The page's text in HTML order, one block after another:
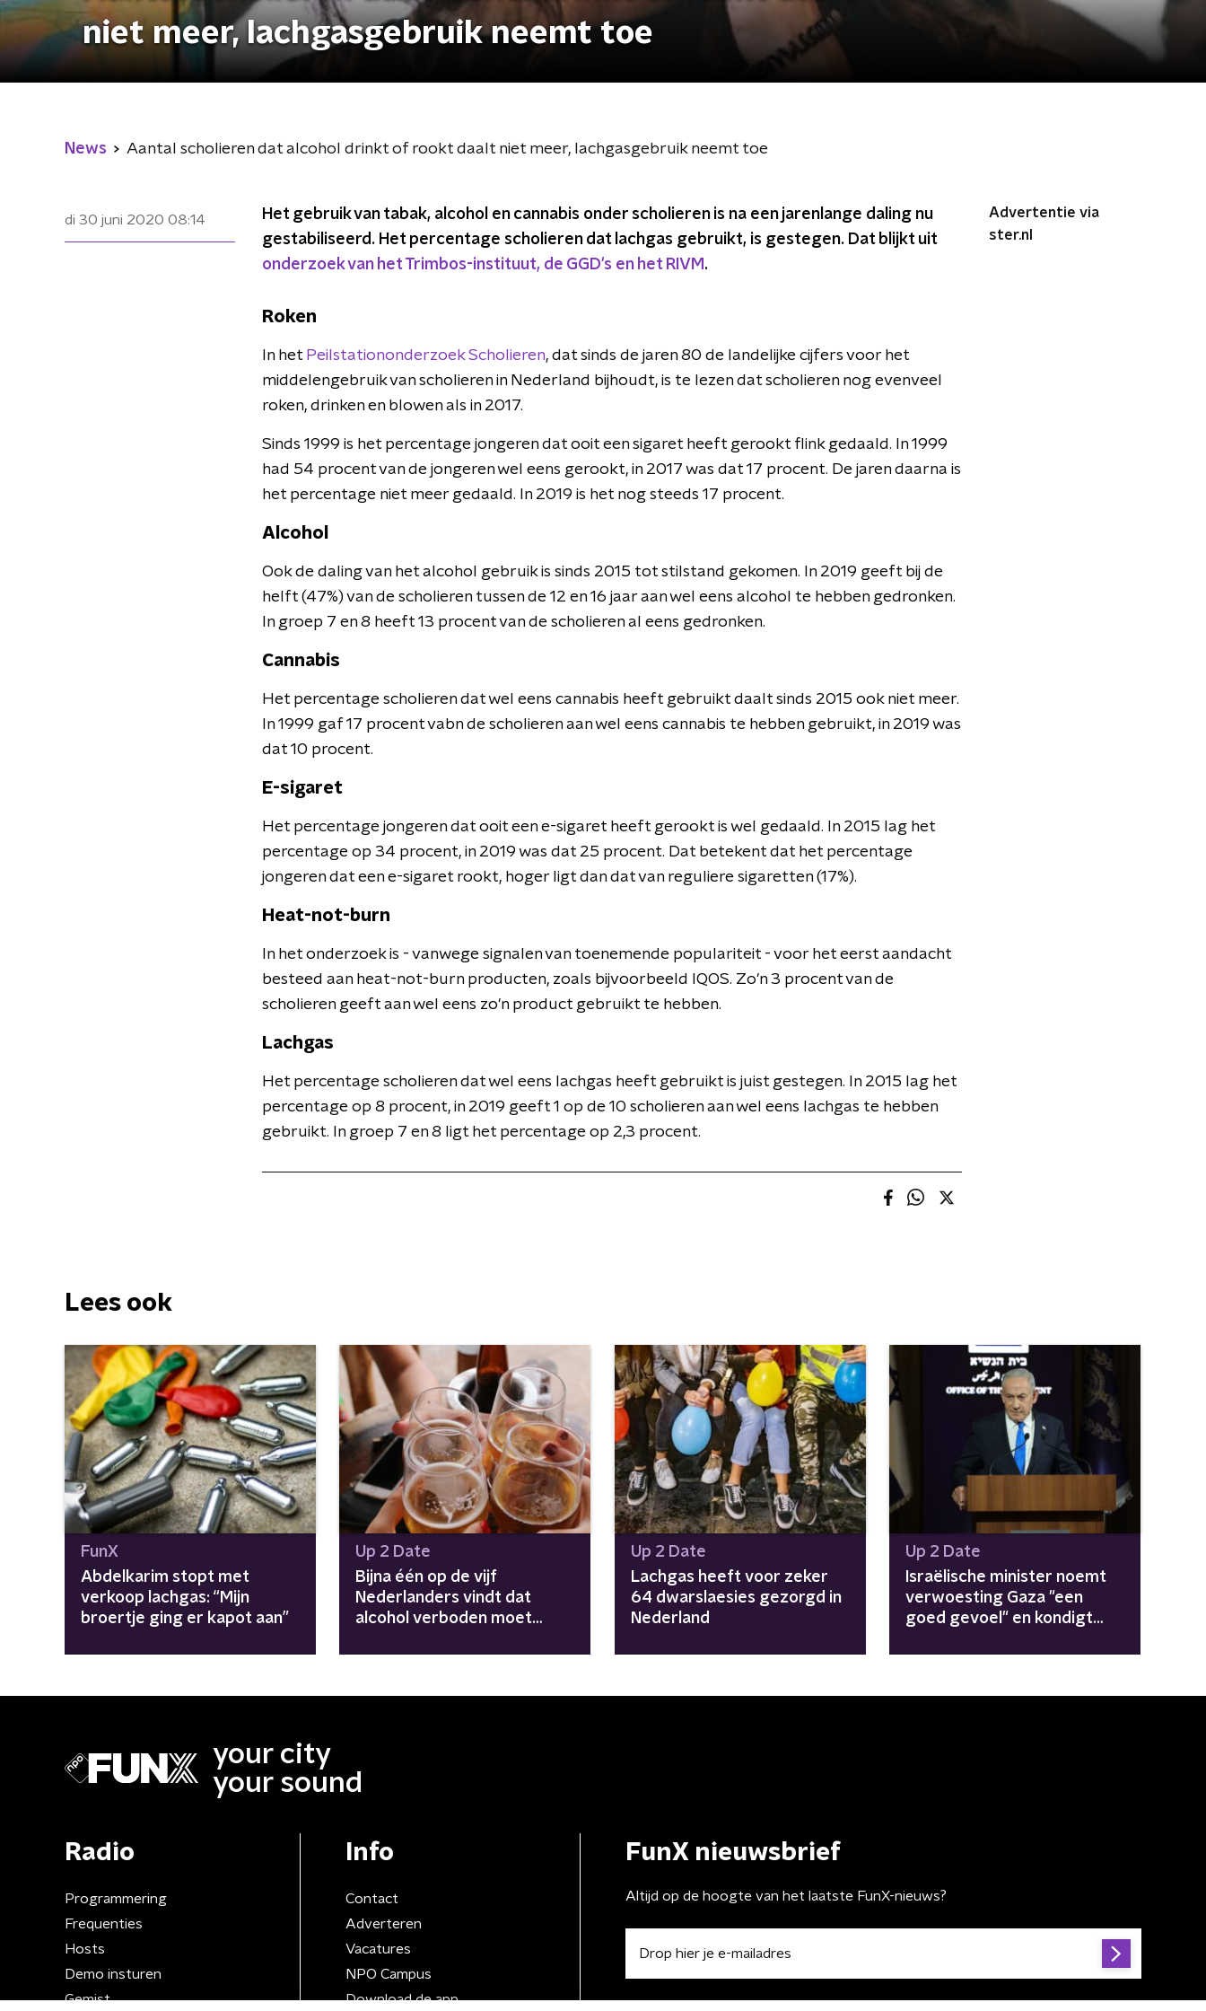
niet meer, lachgasgebruik neemt toe
News Aantal scholieren dat alcohol drinkt of rookt daalt niet meer, lachgasgebruik neemt toe
di 30 juni 2020 08:14
Het gebruik van tabak, alcohol en cannabis onder scholieren is na een jarenlange daling nu
gestabiliseerd. Het percentage scholieren dat lachgas gebruikt, is gestegen. Dat blijkt uit
onderzoek van het Trimbos-instituut, de GGD's en het RIVM .
Roken
In het Peilstationonderzoek Scholieren, dat sinds de jaren 80 de landelijke cijfers voor het
middelengebruik van scholieren in Nederland bijhoudt, is te lezen dat scholieren nog evenveel
roken, drinken en blowen als in 2017.
Sinds 1999 is het percentage jongeren dat ooit een sigaret heeft gerookt flink gedaald. In 1999
had 54 procent van de jongeren wel eens gerookt, in 2017 was dat 17 procent. De jaren daarna is
het percentage niet meer gedaald. In 2019 is het nog steeds 17 procent.
Alcohol
Ook de daling van het alcohol gebruik is sinds 2015 tot stilstand gekomen. In 2019 geeft bij de
helft (47%) van de scholieren tussen de 12 en 16 jaar aan wel eens alcohol te hebben gedronken.
In groep 7 en 8 heeft 13 procent van de scholieren al eens gedronken.
Cannabis
Het percentage scholieren dat wel eens cannabis heeft gebruikt daalt sinds 2015 ook niet meer.
In 1999 gaf 17 procent vabn de scholieren aan wel eens cannabis te hebben gebruikt, in 2019 was
dat 10 procent.
E-sigaret
Het percentage jongeren dat ooit een e-sigaret heeft gerookt is wel gedaald. In 2015 lag het
percentage op 34 procent, in 2019 was dat 25 procent. Dat betekent dat het percentage
jongeren dat een e-sigaret rookt, hoger ligt dan dat van reguliere sigaretten (17%).
Heat-not-burn
In het onderzoek is - vanwege signalen van toenemende populariteit - voor het eerst aandacht
besteed aan heat-not-burn producten, zoals bijvoorbeeld IQOS. Zo'n 3 procent van de
scholieren geeft aan wel eens zo'n product gebruikt te hebben.
Lachgas
Het percentage scholieren dat wel eens lachgas heeft gebruikt is juist gestegen. In 2015 lag het
percentage op 8 procent, in 2019 geeft 1 op de 10 scholieren aan wel eens lachgas te hebben
gebruikt. In groep 7 en 8 ligt het percentage op 2,3 procent.
Advertentie via
ster.nl
Lees ook
FunX
Abdelkarim stopt met
verkoop lachgas: “Mijn
broertje ging er kapot aan”
Up 2 Date
Bijna één op de vijf
Nederlanders vindt dat
alcohol verboden moet
Up 2 Date
Lachgas heeft voor zeker
64 dwarslaesies gezorgd in
Nederland
Up 2 Date
Israëlische minister noemt
verwoesting Gaza "een
goed gevoel" en kondigt
your city
your sound
Radio
Programmering
Frequenties
Hosts
Demo insturen
Gemist
Info
Contact
Adverteren
Vacatures
NPO Campus
Download de app
FunX nieuwsbrief
Altijd op de hoogte van het laatste FunX-nieuws?